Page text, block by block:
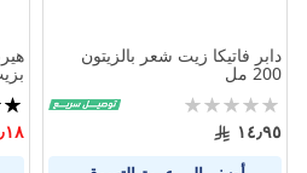
دابر فاتيكا زيت شعر بالزيتون
200 مل
Rating:
0%
١٤٫٩٥